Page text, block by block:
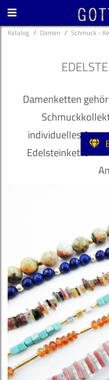
Katalog Damen Schmuck -
Damenketten
individuelles
Edelsteinketten